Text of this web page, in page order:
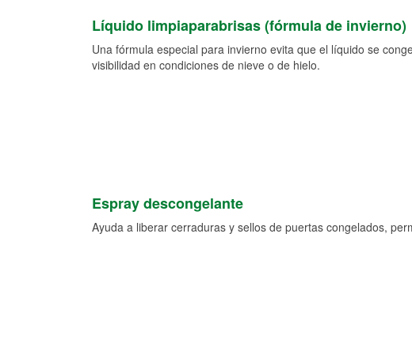
Líquido limpiaparabrisas (fórmula de invierno)
Una fórmula especial para invierno evita que el líquido se
visibilidad en condiciones de nieve o de hielo.
Espray descongelante
Ayuda a liberar cerraduras y sellos de puertas congelados,